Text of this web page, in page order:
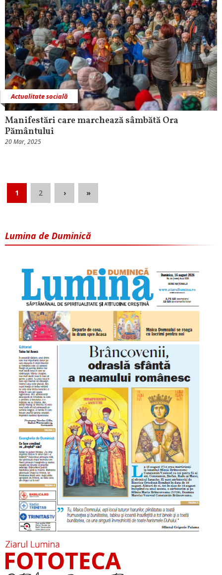
Actualitate socială
Manifestări care marchează sâmbătă Ora
Pământului
20 Mar, 2025
1 2 › »
Lumina de Duminică